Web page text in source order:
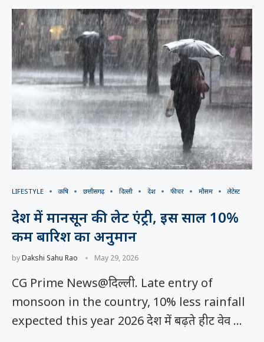
LIFESTYLE क़षि छत्तीसगढ़ दिल्ली देश फीचर मौसम लेटेस्ट
देश में मानसून की लेट एंट्री, इस साल 10%
कम बारिश का अनुमान
byDakshi Sahu Rao May 29, 2026
CG Prime News@दिल्ली. Late entry of
monsoon in the country, 10% less rainfall
expected this year 2026 देश में बढ़ते हीट वेव …